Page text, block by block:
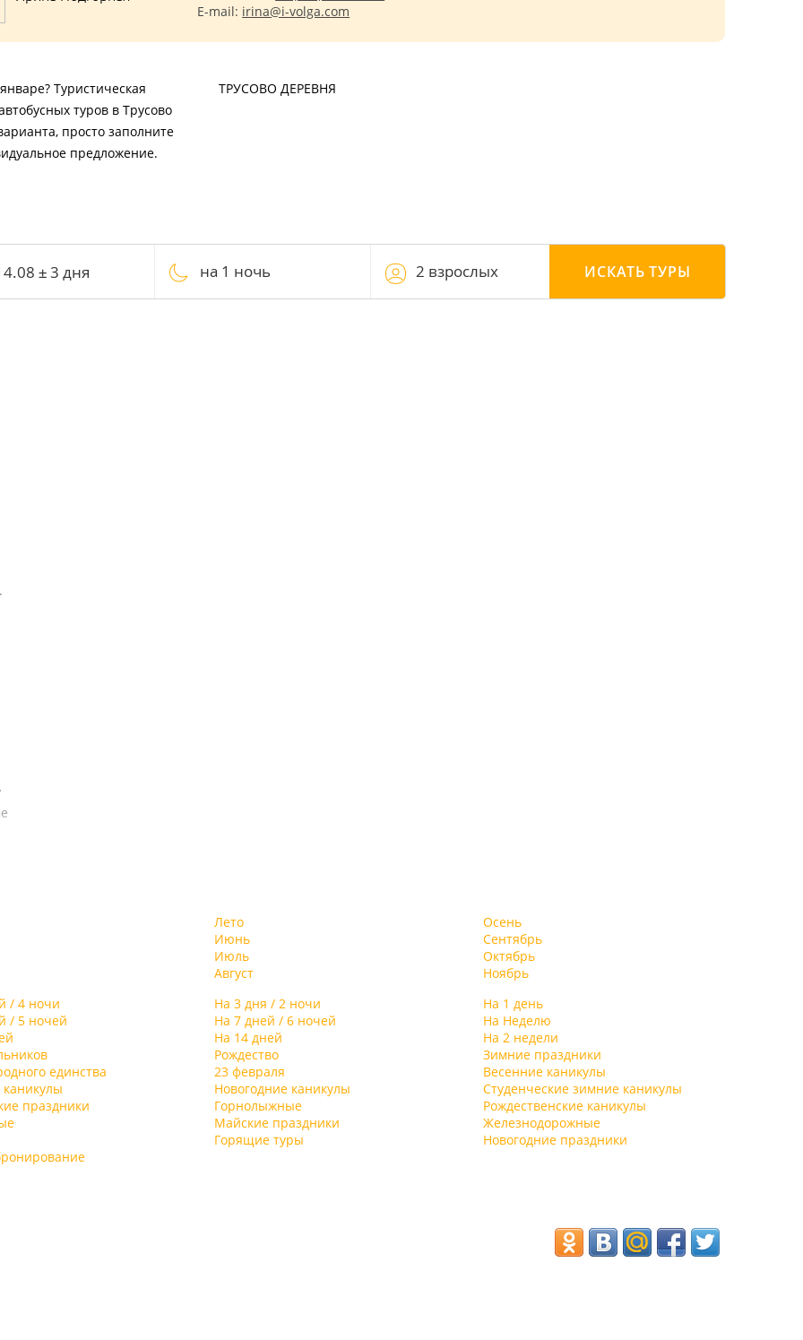
E-mail: irina@i-volga.com
Туристическая
туров в Трусово
просто заполните
предложение.
ТРУСОВО ДЕРЕВНЯ
на 1 ночь 2 взрослых ИСКАТЬ ТУРЫ
Лето
Июнь
Июль
Август
Осень
Сентябрь
Октябрь
Ноябрь
/ 4 ночи На 3 дня / 2 ночи
На 1 день
/ 5 ночей На 7 дней / 6 ночей
На Неделю
На 14 дней
На 2 недели
Рождество
Зимние праздники
единства 23 февраля
Весенние каникулы
Новогодние каникулы
Студенческие зимние каникулы
праздники Горнолыжные
Рождественские каникулы
Майские праздники
Железнодорожные
Горящие туры
Новогодние праздники